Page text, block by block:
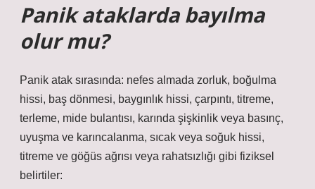
Panik ataklarda bayılma
olur mu?
Panik atak sırasında: nefes almada zorluk, boğulma
hissi, baş dönmesi, baygınlık hissi, çarpıntı, titreme,
terleme, mide bulantısı, karında şişkinlik veya basınç,
uyuşma ve karıncalanma, sıcak veya soğuk hissi,
titreme ve göğüs ağrısı veya rahatsızlığı gibi fiziksel
belirtiler: